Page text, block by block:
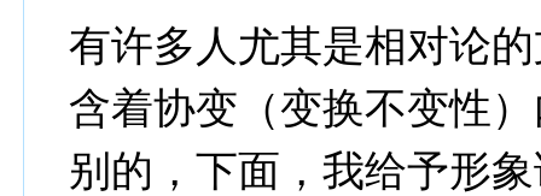
有许多人尤其是相对论
含着协变（变换不变性
别的，下面，我给予形